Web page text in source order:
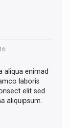
aliqua enimad
laboris
elit sed
aliquipsum.